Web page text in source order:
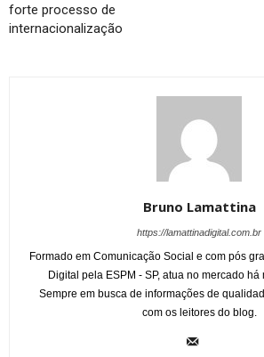
forte processo de
internacionalização
Bruno Lamattina
https://lamattinadigital.com.br
Formado em Comunicação Social e com pós
Digital pela ESPM - SP, atua no mercado
Sempre em busca de informações de
com os leitores do blog.